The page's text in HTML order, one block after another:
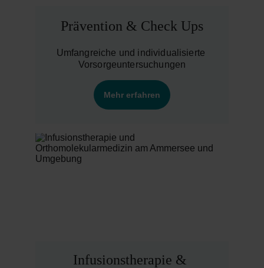
Prävention & Check Ups
Infusionstherapie &
Umfangreiche und individualisierte
Vorsorgeuntersuchungen
Mehr erfahren